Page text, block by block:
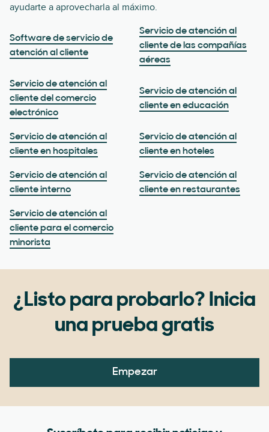
ayudarte a aprovecharla al máximo.
Software de servicio de
atención al cliente
Servicio de atención al
cliente de las compañías
aéreas
Servicio de atención al
cliente del comercio
electrónico
Servicio de atención al
cliente en educación
Servicio de atención al
cliente en hospitales
Servicio de atención al
cliente en hoteles
Servicio de atención al
cliente interno
Servicio de atención al
cliente en restaurantes
Servicio de atención al
cliente para el comercio
minorista
¿Listo para probarlo? Inicia
una prueba gratis
Empezar